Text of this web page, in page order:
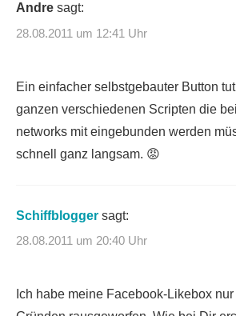
Andre sagt:
28.08.2011 um 12:41 Uhr
Ein einfacher selbstgebauter Button
ganzen verschiedenen Scripten die
networks mit eingebunden werden
schnell ganz langsam. 😡
Schiffblogger sagt:
28.08.2011 um 20:40 Uhr
Ich habe meine Facebook-Likebox